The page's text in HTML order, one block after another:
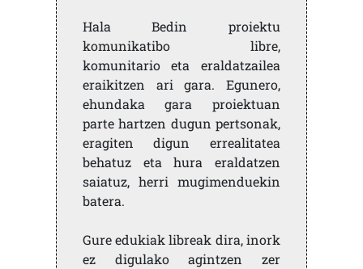
Hala Bedin proiektu
komunikatibo libre,
komunitario eta eraldatzailea
eraikitzen ari gara. Egunero,
ehundaka gara proiektuan
parte hartzen dugun pertsonak,
eragiten digun errealitatea
behatuz eta hura eraldatzen
saiatuz, herri mugimenduekin
batera.
Gure edukiak libreak dira, inork
ez digulako agintzen zer